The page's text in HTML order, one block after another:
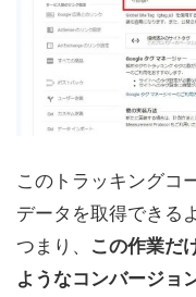
このトラッキングコ
データを取得できる
つまり、
この作業だ
ようなコンバージョ